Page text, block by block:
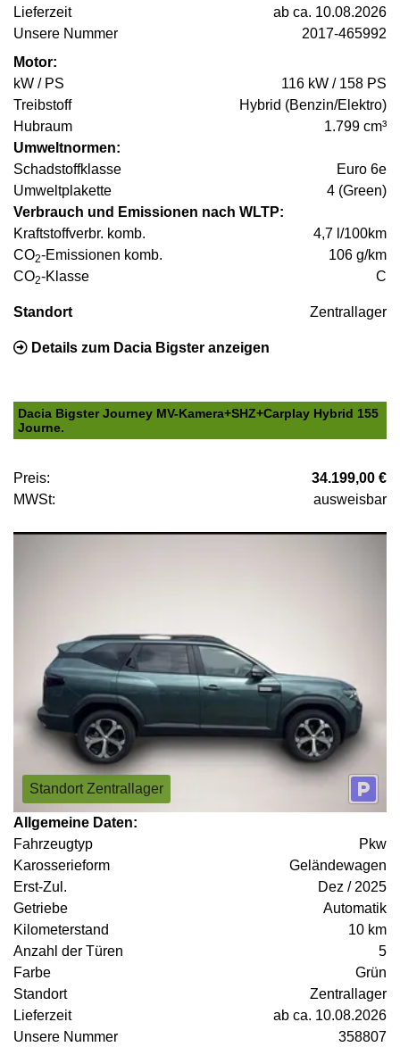
Lieferzeit
ab ca. 10.08.2026
Unsere Nummer
2017-465992
Motor:
kW / PS
116 kW / 158 PS
Treibstoff
Hybrid (Benzin/Elektro)
Hubraum
1.799 cm³
Umweltnormen:
Schadstoffklasse
Euro 6e
Umweltplakette
4 (Green)
Verbrauch und Emissionen nach WLTP:
Kraftstoffverbr. komb.
4,7 l/100km
CO2-Emissionen komb.
106 g/km
CO2-Klasse C
Standort Zentrallager
Details zum Dacia Bigster anzeigen
Dacia Bigster Journey MV-Kamera+SHZ+Carplay Hybrid 155
Journe.
Preis:
34.199,00 €
MWSt:
ausweisbar
Standort Zentrallager
Allgemeine Daten:
Fahrzeugtyp
Pkw
Karosserieform
Geländewagen
Erst-Zul.
Dez / 2025
Getriebe
Automatik
Kilometerstand
10 km
Anzahl der Türen
5
Farbe
Grün
Standort
Zentrallager
Lieferzeit
ab ca. 10.08.2026
Unsere Nummer
358807